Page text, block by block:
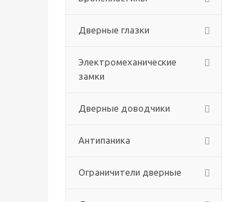
Дверные глазки
Электромеханические
замки
Дверные доводчики
Антипаника
Ограничители дверные